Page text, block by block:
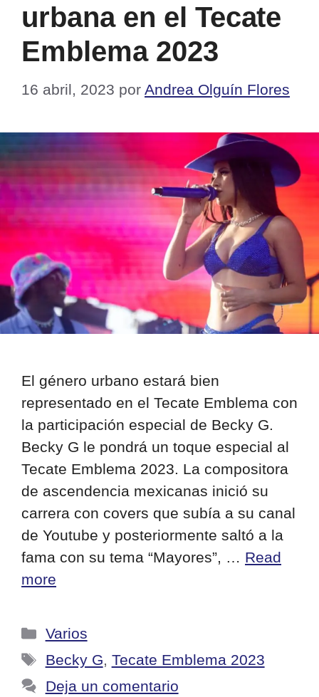
urbana en el Tecate
Emblema 2023
16 abril, 2023 por Andrea Olguín Flores
El género urbano estará bien
representado en el Tecate Emblema con
la participación especial de Becky G.
Becky G le pondrá un toque especial al
Tecate Emblema 2023. La compositora
de ascendencia mexicanas inició su
carrera con covers que subía a su canal
de Youtube y posteriormente saltó a la
fama con su tema “Mayores”, … Read
more
Categorías
Varios
Etiquetas
Becky G, Tecate Emblema 2023
Deja un comentario